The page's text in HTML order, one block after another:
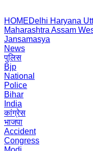
HOMEDelhi Haryana
Maharashtra Assam
Jansamasya
News
पुलिस
Bjp
National
Police
Bihar
India
कांग्रेस
भाजपा
Accident
Congress